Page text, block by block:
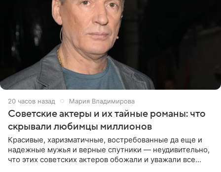
20 часов назад Мария Владимирова
Советские актеры и их тайные романы: что
скрывали любимцы миллионов
Красивые, харизматичные, востребованные да еще и
надежные мужья и верные спутники — неудивительно,
что этих советских актеров обожали и уважали все